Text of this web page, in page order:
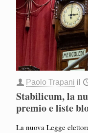
Paolo Trapani il
Stabilicum, la
premio e liste
La nuova Legge